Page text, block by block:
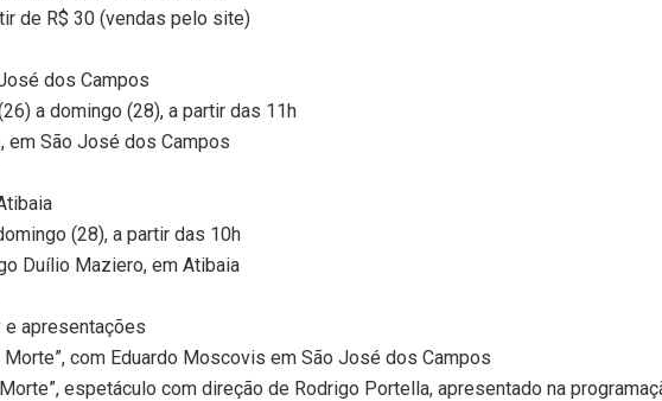
de R$ 30 (vendas pelo site)
dos Campos
a domingo (28), a partir das 11h
em São José dos Campos
(28), a partir das 10h
Duílio Maziero, em Atibaia
e apresentações
com Eduardo Moscovis em São José dos Campos
espetáculo com direção de Rodrigo Portella, apresentado na